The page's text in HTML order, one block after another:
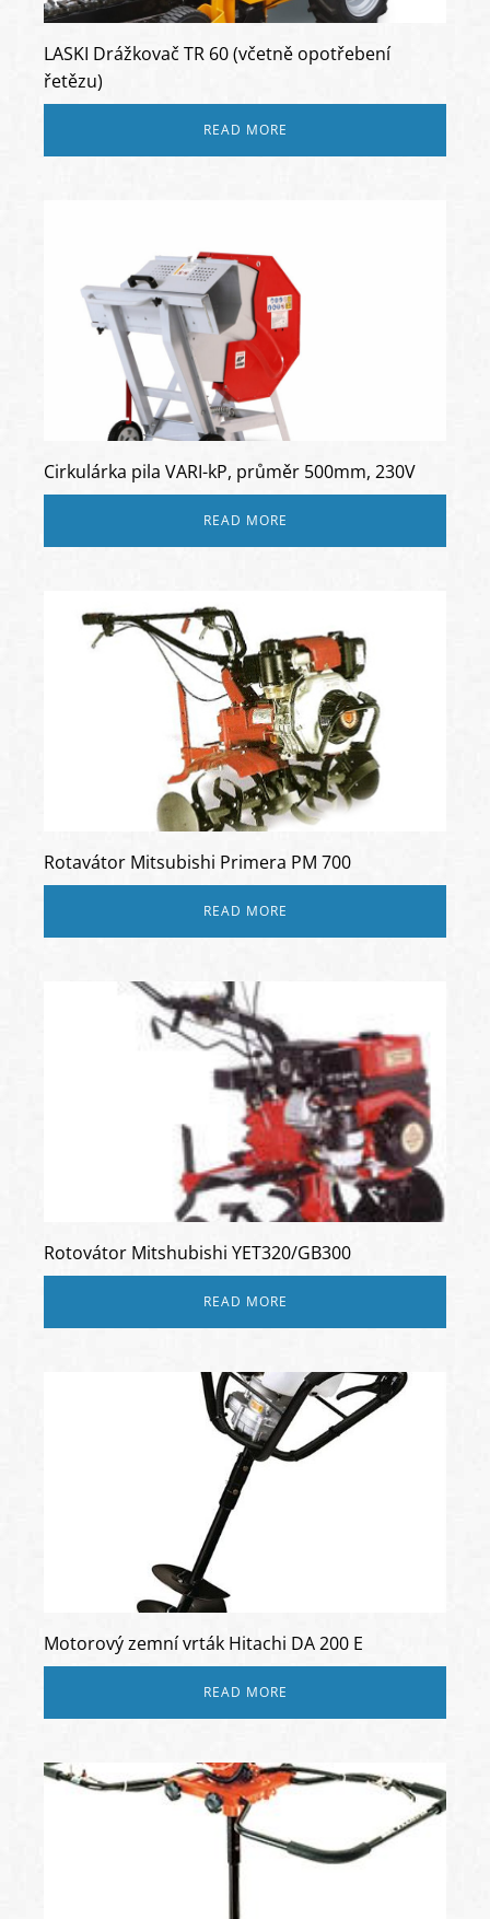
LASKI Drážkovač TR 60 (včetně opotřebení
řetězu)
READ MORE
Cirkulárka pila VARI-kP, průměr 500mm, 230V
READ MORE
Rotavátor Mitsubishi Primera PM 700
READ MORE
Rotovátor Mitshubishi YET320/GB300
READ MORE
Motorový zemní vrták Hitachi DA 200 E
READ MORE